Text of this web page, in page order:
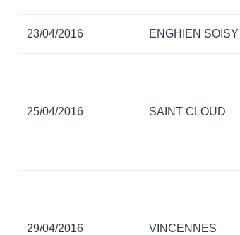
23/04/2016 ENGHIEN SOISY
25/04/2016 SAINT CLOUD
29/04/2016 VINCENNES